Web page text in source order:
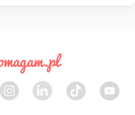
Instagram LinkedIn TikTok Youtube